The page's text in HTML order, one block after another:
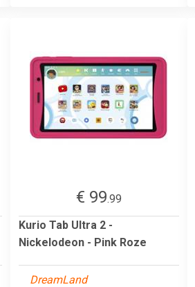
€ 99.99
Kurio Tab Ultra 2 -
Nickelodeon - Pink Roze
DreamLand